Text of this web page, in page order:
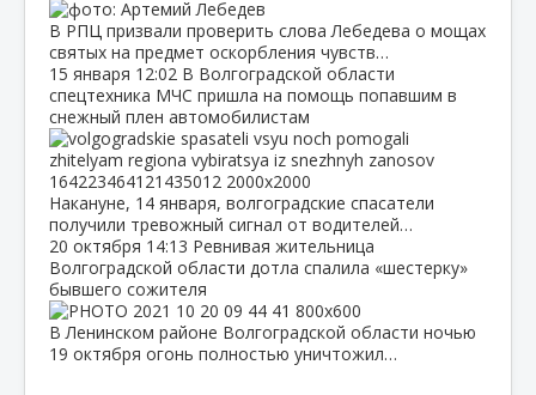
В РПЦ призвали проверить слова Лебедева о мощах
святых на предмет оскорбления чувств…
15 января 12:02 В Волгоградской области
спецтехника МЧС пришла на помощь попавшим в
снежный плен автомобилистам
Накануне, 14 января, волгоградские спасатели
получили тревожный сигнал от водителей…
20 октября 14:13 Ревнивая жительница
Волгоградской области дотла спалила «шестерку»
бывшего сожителя
В Ленинском районе Волгоградской области ночью
19 октября огонь полностью уничтожил…